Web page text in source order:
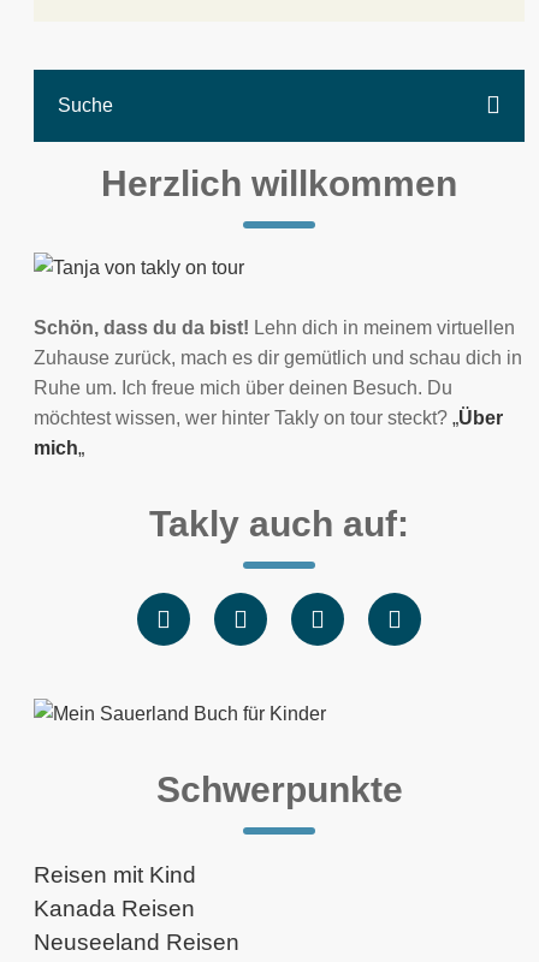
Herzlich willkommen
Schön, dass du da bist! Lehn dich in meinem virtuellen
Zuhause zurück, mach es dir gemütlich und schau dich in
Ruhe um. Ich freue mich über deinen Besuch. Du
möchtest wissen, wer hinter Takly on tour steckt? „Über
mich„
Takly auch auf:
Schwerpunkte
Reisen mit Kind
Kanada Reisen
Neuseeland Reisen